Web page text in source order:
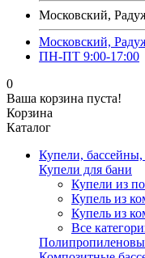
Московский,
Московский,
ПН-ПТ 9:00-17:00
0
Ваша корзина пуста!
Корзина
Каталог
Купели,
Купели для бани
Купели из
Купель из
Купель из
Все